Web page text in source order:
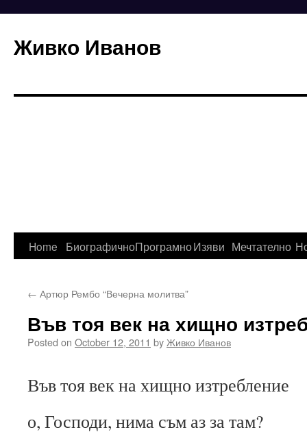
Живко Иванов
Skip
content
Home БиографичноПрограмноИзяви Мечтателно
← Артюр Рембо “Вечерна молитва”
Във тоя век на хищно
Posted on October 12, 2011 by Живко Иванов
Във тоя век на хищно изтребление
о, Господи, нима съм аз за там?